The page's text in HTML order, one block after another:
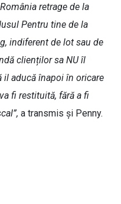
retrage de la
Pentru tine de la
indiferent de lot sau de
clienților sa NU îl
il aducă înapoi în oricare
fi restituită, fără a fi
a transmis și Penny.